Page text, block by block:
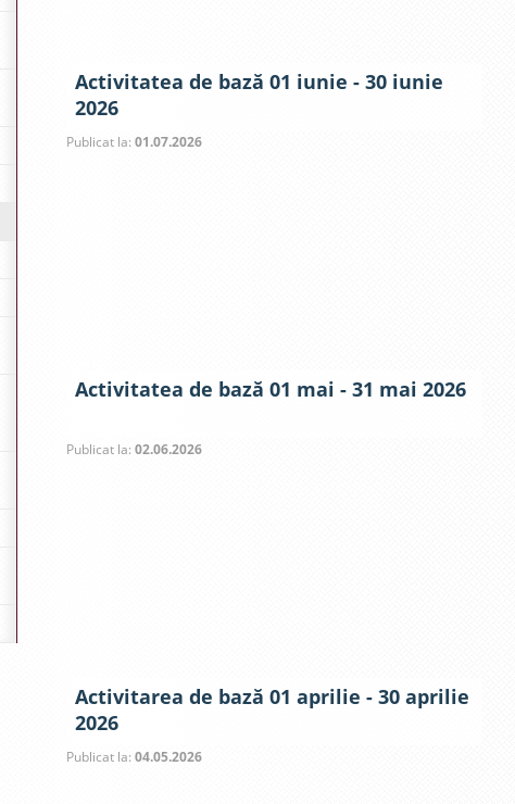
Activitatea de bază 01 iunie - 30 iunie
2026
Publicat la: 01.07.2026
Activitatea de bază 01 mai - 31 mai 2026
Publicat la: 02.06.2026
Activitarea de bază 01 aprilie - 30 aprilie
2026
Publicat la: 04.05.2026